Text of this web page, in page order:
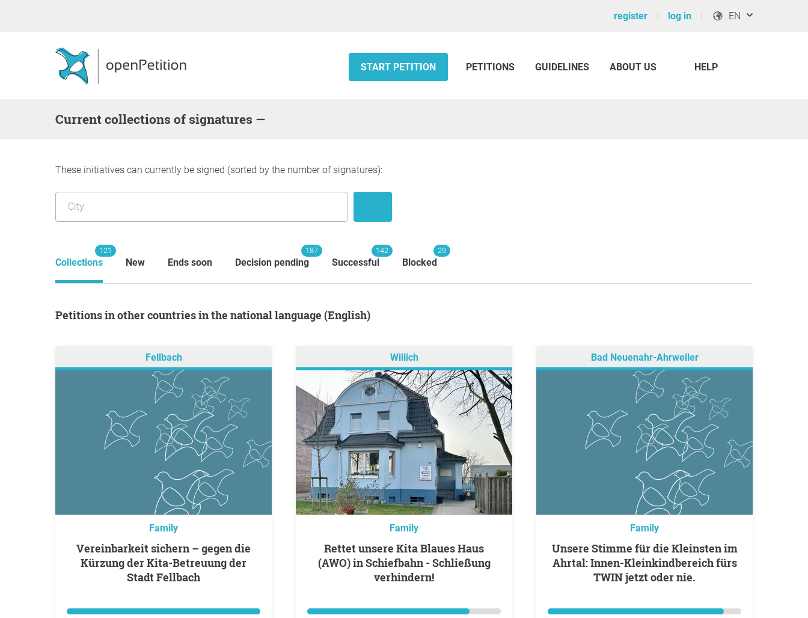
register log in EN
START PETITION PETITIONS GUIDELINES ABOUT US HELP
Current collections of signatures —
These initiatives can currently be signed (sorted by the number of signatures):
Collections
121
New Ends soon Decision pending
187
Successful
142
Blocked
29
Petitions in other countries in the national language (English)
Fellbach
Family
Vereinbarkeit sichern – gegen die
Kürzung der Kita-Betreuung der
Stadt Fellbach
Willich
Family
Rettet unsere Kita Blaues Haus
(AWO) in Schiefbahn - Schließung
verhindern!
Bad Neuenahr-Ahrweiler
Family
Unsere Stimme für die Kleinsten im
Ahrtal: Innen-Kleinkindbereich fürs
TWIN jetzt oder nie.